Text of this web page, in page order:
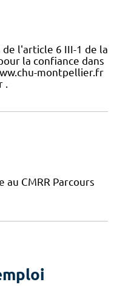
l'article 6 III-1 de la
la confiance dans
montpellier.fr
au CMRR Parcours